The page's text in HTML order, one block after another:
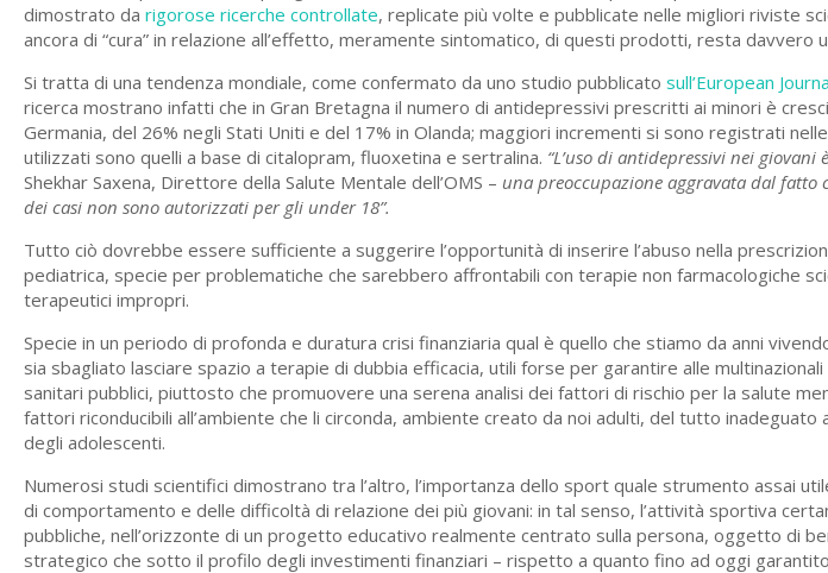
dimostrato darigorose ricerche controllate, replicate più volte e pubblicate nelle migliori riviste
ancora di “cura” in relazione all’effetto, meramente sintomatico, di questi prodotti, resta davvero
Si tratta di una tendenza mondiale, come confermato da uno studio pubblicatosull’European
ricerca mostrano infatti che in Gran Bretagna il numero di antidepressivi prescritti ai minori è
Germania, del 26% negli Stati Uniti e del 17% in Olanda; maggiori incrementi si sono registrati
utilizzati sono quelli a base di citalopram, fluoxetina e sertralina. “L’uso di antidepressivi nei giovani
Shekhar Saxena, Direttore della Salute Mentale dell’OMS – una preoccupazione aggravata dal
dei casi non sono autorizzati per gli under 18”.
Tutto ciò dovrebbe essere sufficiente a suggerire l’opportunità di inserire l’abuso nella
pediatrica, specie per problematiche che sarebbero affrontabili con terapie non farmacologiche
terapeutici impropri.
Specie in un periodo di profonda e duratura crisi finanziaria qual è quello che stiamo da anni
sia sbagliato lasciare spazio a terapie di dubbia efficacia, utili forse per garantire alle
sanitari pubblici, piuttosto che promuovere una serena analisi dei fattori di rischio per la salute
fattori riconducibili all’ambiente che li circonda, ambiente creato da noi adulti, del tutto
degli adolescenti.
Numerosi studi scientifici dimostrano tra l’altro, l’importanza dello sport quale strumento assai
di comportamento e delle difficoltà di relazione dei più giovani: in tal senso, l’attività sportiva
pubbliche, nell’orizzonte di un progetto educativo realmente centrato sulla persona, oggetto di
strategico che sotto il profilo degli investimenti finanziari – rispetto a quanto fino ad oggi